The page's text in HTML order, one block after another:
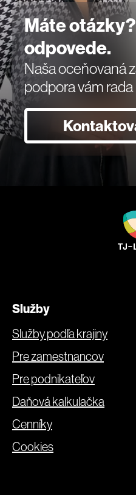
Máte
odpovede.
Naša oceňovaná
podpora vám
Služby
Služby podľa krajiny
Pre zamestnancov
Pre podnikateľov
Daňová kalkulačka
Cenníky
Cookies